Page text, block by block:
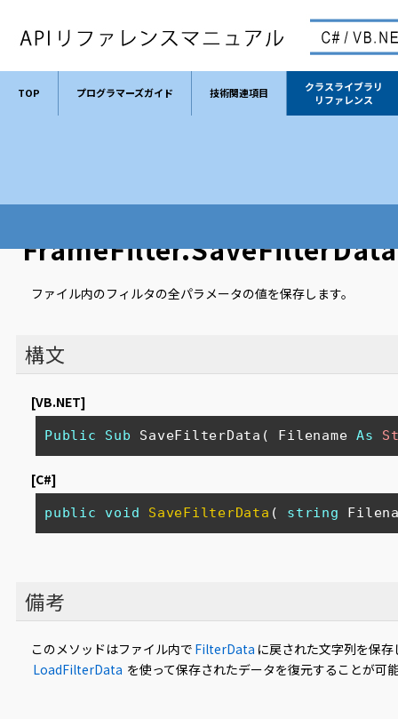
TOP プログラマーズガイド 技術関連項目
クラスライブラリ
リファレンス
ファイル内のフィルタの全パラメータの値を保存します。
構文
[VB.NET]
Public Sub SaveFilterData( Filename As
[C#]
public void SaveFilterData ( string
備考
このメソッドはファイル内で FilterData に戻された文字列を保存
LoadFilterData を使って保存されたデータを復元することが可